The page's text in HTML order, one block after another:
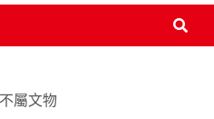
屬文物